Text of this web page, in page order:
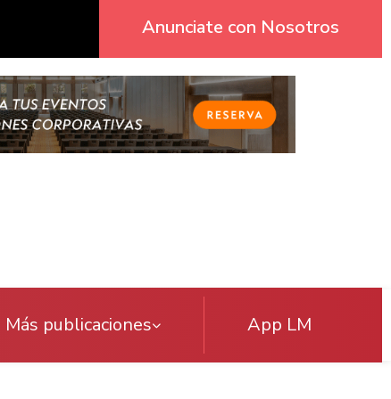
Anunciate con Nosotros
Más publicaciones App LM